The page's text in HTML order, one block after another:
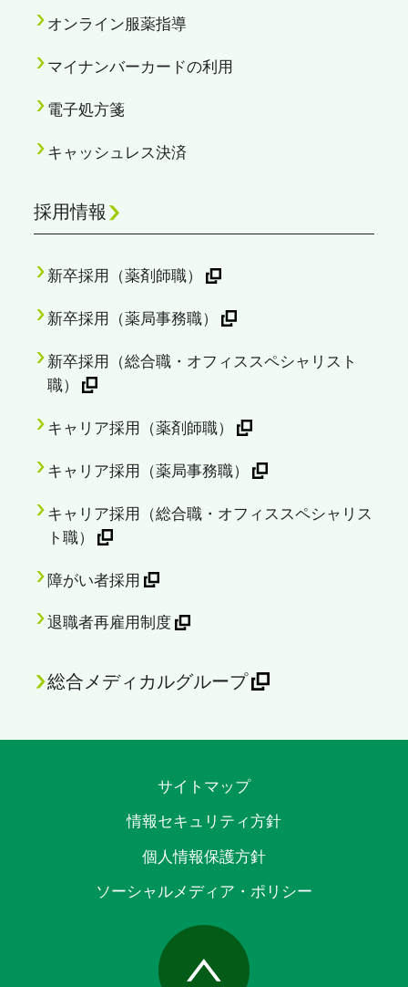
オンライン服薬指導
マイナンバーカードの利用
電子処方箋
キャッシュレス決済
採用情報
新卒採用（薬剤師職）
新卒採用（薬局事務職）
新卒採用（総合職・オフィススペシャリスト
職）
キャリア採用（薬剤師職）
キャリア採用（薬局事務職）
キャリア採用（総合職・オフィススペシャリス
ト職）
障がい者採用
退職者再雇用制度
総合メディカルグループ
サイトマップ
情報セキュリティ方針
個人情報保護方針
ソーシャルメディア・ポリシー
Page Top